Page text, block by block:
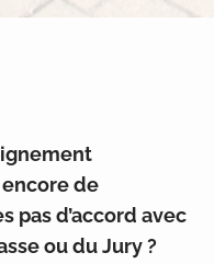
de
pas d’accord avec
ou du Jury ?